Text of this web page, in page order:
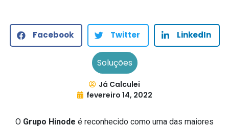
Facebook Twitter LinkedIn
Soluções
Já Calculei
fevereiro 14, 2022
O Grupo Hinode é reconhecido como uma das maiores